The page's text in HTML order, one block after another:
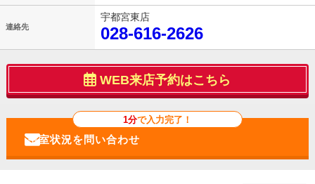
連絡先
宇都宮東店
028-616-2626
WEB来店予約はこちら
1分で入力完了！